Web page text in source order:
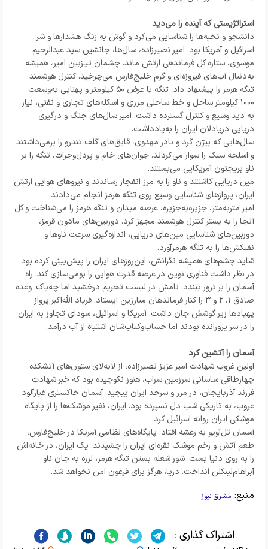
استراتژیستی که آینده را می‌دید
دانشجو و نخبه‌ها را شناسایی می‌کرد و گوش به زنگ هشدارها و شر
اسرائیل و آمریکا بود. امیر نصیرزاده، سال‌ها، جانشین سید عبدالرحیم
موسوی، ستاره کل فرماندهی ارتش ماند. چشمان تیـزبین امیر، همیشه
به‌دنبال آب‌های فیروزه‌ای و گرم خلیج‌فارس می‌چرخید. کنترل هوشمند
تنگه هرمز را پیشنهاد داد. تنگه با عرض ۵۰ کیلومتر و پهنایی به‌وسعت
۱۰۰۰ کیلومتر ساحل و خط ساحلی مرزی و اسکله‌های تجاری و نفتی، نیاز
به دید وسیع و کنترل گسترده داشت. امیر سال‌های جنگ و درگیری
دریایی دریادلان ایران را به‌یادداشت.
سال‌هایی که بیژن گرد و نادر مهدوی، قایق‌های گلف تندرو را برمی‌داشتند
و اسلحه سبک را سوار می‌کردند. جوان‌های خام و پردل‌وجرات، تنگه را بر
ناو بریجتون آمریکایی می‌بستند.
مین دریایی کاشتند و ناو را به مرز انفجار رساندند و نیروهای هوایی ارتش
ایران، پروازهای شناسایی وسیع روی تنگه هرمز انجام می‌دادند.
امیر متربه‌متر، جزیره‌به‌جزیره، عرصه میدان و تنگه هرمز را می‌شناخت و کل
آنجا را به بستر کنترل هوشمند مجهز کرد. دوربین‌های مادون قرمز،
دوربین‌های شناسایی مین‌های دریایی، اندازه‌گیری سرعت ناوها و
نفتکش‌ها را به تنگه هرمزآورد.
شاید چشم‌های همیشه نگرانش، این‌روزهای ایران را پیش‌بینی کرده بود.
در نظر داشت فناوری نوین در عرصه قدرت هوایی را بومی‌سازی کند. راه
آسمان را بر ترور ببندد. نامش در لیست تحریم درخشید اما چه‌باک. وعده
صادق ۱، ۲ و ۳ را کنار فرماندهان مبارزین ایستاد. فریاد الله‌اکبر پرواز
پهپادها زیر گوشش جان داشت. آمریکا و اسرائیل، سودای تجاوز به ایران
را در سر پرورانده بودند اما حساب‌وکتاب‌شان اشتباه از آب درآمد.
آسمان را آتشین کرد
اولین غروب شهادت امیر عزیز نصیرزاده، از لابه‌لای ستون‌های آتشکده
چهارطاقی ساسانی سرزمین سراب، هنوز نکوچیده بود که خبر شهادت
فرزند آذربایجان، در مرز و سرحد ایران پیچید. آسمان خاکستری غبارآلود
غروب، به تاریکی شب دل نسپرده بود. ایران، نفیر موشک‌ها را از پایگاه
موشکی ایران روانه اسرائیل کرد.
آسمان تل‌آویو به رعشه افتاد. پایگاه‌های نظامی آمریکا در خلیج‌فارس،
طعم آتش و زخم موشک نقره‌ای ایران را چشیدند. یک ایران، در خانه‌اش
را به روی دنیا بست. شور شعله بستن تنگه هرمز، لرزه به جان ناو
آبراهام‌لینکلن انداخت. دریا، هرگز برای فرعون امن نخواهد شد.
منبع: مشرق نیوز
اشتراک گذاری :